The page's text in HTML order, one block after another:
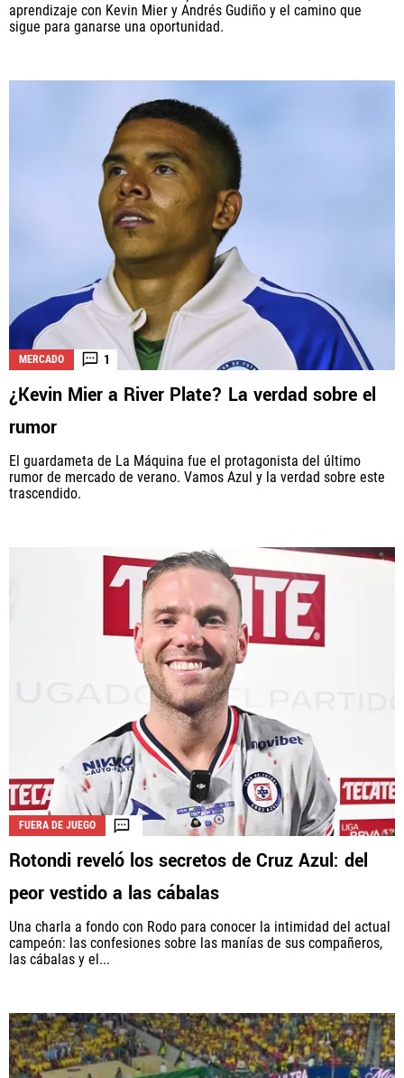
aprendizaje con Kevin Mier y Andrés Gudiño y el camino que
sigue para ganarse una oportunidad.
MERCADO 1
¿Kevin Mier a River Plate? La verdad sobre el
rumor
El guardameta de La Máquina fue el protagonista del último
rumor de mercado de verano. Vamos Azul y la verdad sobre este
trascendido.
FUERA DE JUEGO
Rotondi reveló los secretos de Cruz Azul: del
peor vestido a las cábalas
Una charla a fondo con Rodo para conocer la intimidad del actual
campeón: las confesiones sobre las manías de sus compañeros,
las cábalas y el...